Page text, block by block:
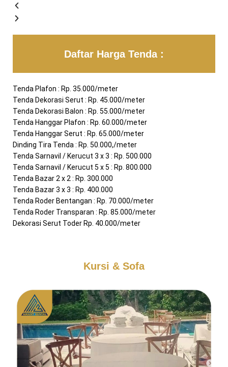
Daftar Harga Tenda :
Tenda Plafon : Rp. 35.000/meter
Tenda Dekorasi Serut : Rp. 45.000/meter
Tenda Dekorasi Balon : Rp. 55.000/meter
Tenda Hanggar Plafon : Rp. 60.000/meter
Tenda Hanggar Serut : Rp. 65.000/meter
Dinding Tira Tenda : Rp. 50.000,/meter
Tenda Sarnavil / Kerucut 3 x 3 : Rp. 500.000
Tenda Sarnavil / Kerucut 5 x 5 : Rp. 800.000
Tenda Bazar 2 x 2 : Rp. 300.000
Tenda Bazar 3 x 3 : Rp. 400.000
Tenda Roder Bentangan : Rp. 70.000/meter
Tenda Roder Transparan : Rp. 85.000/meter
Dekorasi Serut Toder Rp. 40.000/meter
Kursi & Sofa